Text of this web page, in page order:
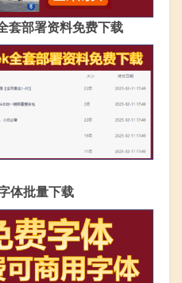
套部署资料免费下载
体批量下载